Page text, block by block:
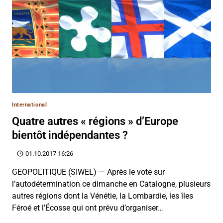
International
Quatre autres « régions » d’Europe
bientôt indépendantes ?
01.10.2017 16:26
GEOPOLITIQUE (SIWEL) — Après le vote sur
l’autodétermination ce dimanche en Catalogne, plusieurs
autres régions dont la Vénétie, la Lombardie, les îles
Féroé et l’Écosse qui ont prévu d’organiser…